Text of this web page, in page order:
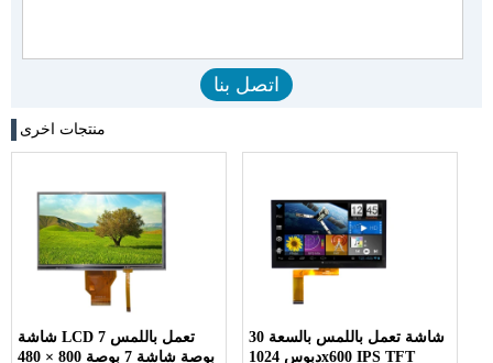
منتجات اخرى
شاشة LCD تعمل باللمس 7
بوصة شاشة 7 بوصة 800 × 480
شاشة تعمل باللمس بالسعة 30
دبوس 1024x600 IPS TFT